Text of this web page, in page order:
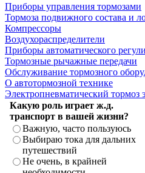
Приборы управления тормозами
Тормоза подвижного состава и
Компрессоры
Воздухораспределители
Приборы автоматического
Тормозные рычажные передачи
Обслуживание тормозного
О автотормозной технике
Электропневматический тормоз
Какую роль играет ж.д.
транспорт в вашей жизни?
Важную, часто пользуюсь
Выбираю тока для дальних
путешествий
Не очень, в крайней